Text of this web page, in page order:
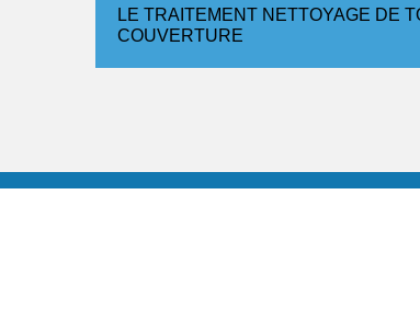
LE TRAITEMENT NETTOYAGE DE
COUVERTURE